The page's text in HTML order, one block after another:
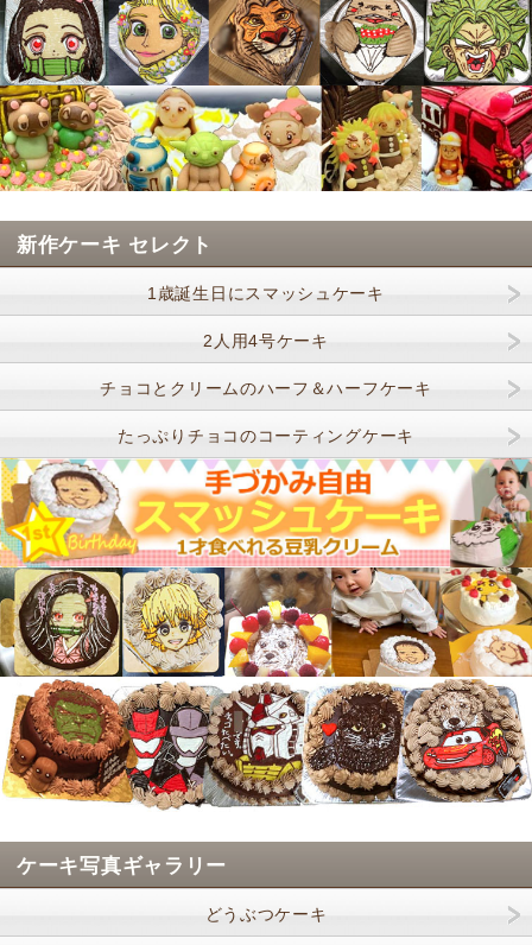
新作ケーキ セレクト
1歳誕生日にスマッシュケーキ
2人用4号ケーキ
チョコとクリームのハーフ＆ハーフケーキ
たっぷりチョコのコーティングケーキ
ケーキ写真ギャラリー
どうぶつケーキ